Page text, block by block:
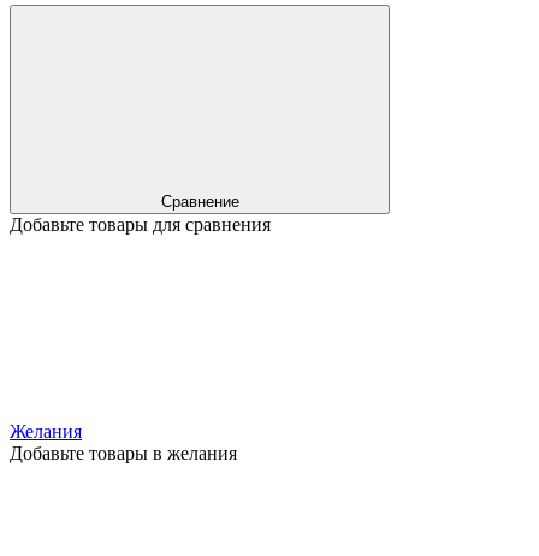
Сравнение
Добавьте товары для сравнения
Желания
Добавьте товары в желания